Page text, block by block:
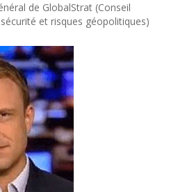
de GlobalStrat (Conseil
et risques géopolitiques)